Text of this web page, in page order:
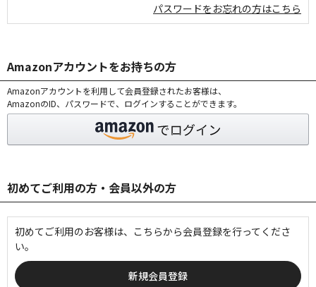
パスワードをお忘れの方はこちら
Amazonアカウントをお持ちの方
Amazonアカウントを利用して会員登録されたお客様は、
AmazonのID、パスワードで、ログインすることができます。
初めてご利用の方・会員以外の方
初めてご利用のお客様は、こちらから会員登録を行ってくださ
い。